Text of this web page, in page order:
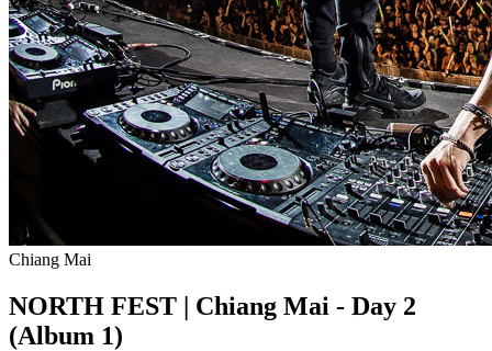
Chiang Mai
NORTH FEST | Chiang Mai - Day 2
(Album 1)